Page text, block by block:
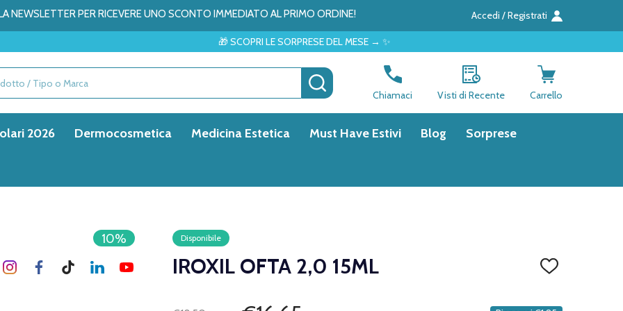
NEWSLETTER PER RICEVERE UNO SCONTO IMMEDIATO AL PRIMO ORDINE! Accedi / Registrati
🎁 SCOPRI LE SORPRESE DEL MESE → ✨
CERCA
Chiamaci Visti di Recente Carrello
2026 Dermocosmetica Medicina Estetica Must Have Estivi Blog Sorprese
Disponibile
IROXIL OFTA 2,0 15ML
AGGIUNGI
DEI
10%